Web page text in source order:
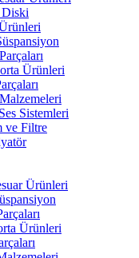
Diski
Ürünleri
Sistemleri
ve Filtre
Ürünleri
Ürünleri